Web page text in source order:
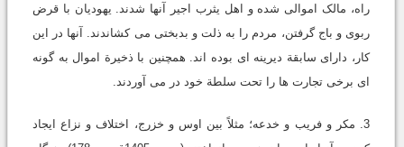
راه، مالک اموالی شده و اهل یثرب اجیر آنها شدند. یهودیان با قرض
ربوی و باج گرفتن، مردم را به ذلت و بدبختی می کشاندند. آنها در این
کار، دارای سابقة دیرینه ای بوده اند. همچنین با ذخیرة اموال به گونه
ای برخی تجارت ها را تحت سلطة خود در می آوردند.
3. مکر و فریب و خدعه؛ مثلاً بین اوس و خزرج، اختلاف و نزاع ایجاد